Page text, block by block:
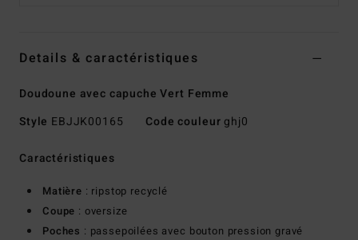
Details & caractéristiques
Doudoune avec capuche Vert Femme
Style EBJJK00165 Code couleur ghj0
Caractéristiques
Matière : ripstop recyclé
Coupe : oversize
Poches : passepoilées avec bouton pression gravé